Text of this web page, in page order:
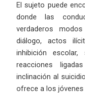
El sujeto puede
donde las
verdaderos
diálogo, actos
inhibición escolar,
reacciones
inclinación al
ofrece a los jóvenes